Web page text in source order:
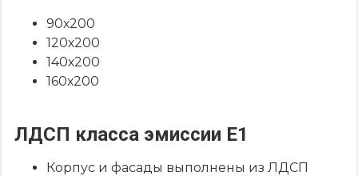
90х200
120х200
140х200
160х200
ЛДСП класса эмиссии Е1
Корпус и фасады выполнены из ЛДСП